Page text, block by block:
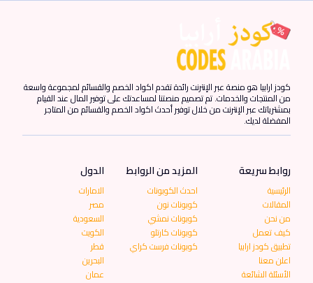
كودز ارابيا هو منصة عبر الإنترنت رائدة تقدم اكواد الخصم والقسائم لمجموعة واسعة
من المنتجات والخدمات. تم تصميم منصتنا لمساعدتك على توفير المال عند القيام
بمشترياتك عبر الإنترنت من خلال توفير أحدث اكواد الخصم والقسائم من المتاجر
المفضلة لديك.
روابط سريعة
الرئيسية
المقالات
من نحن
كيف تعمل
تطبيق كودز ارابيا
اعلن معنا
الأسئلة الشائعة
المزيد من الروابط
احدث الكوبونات
كوبونات نون
كوبونات نمشي
كوبونات كارتلو
كوبونات فرست كراي
الدول
الامارات
مصر
السعودية
الكويت
قطر
البحرين
عمان